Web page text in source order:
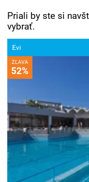
Priali by ste si
vybrať.
Evi
ZĽAVA
52%